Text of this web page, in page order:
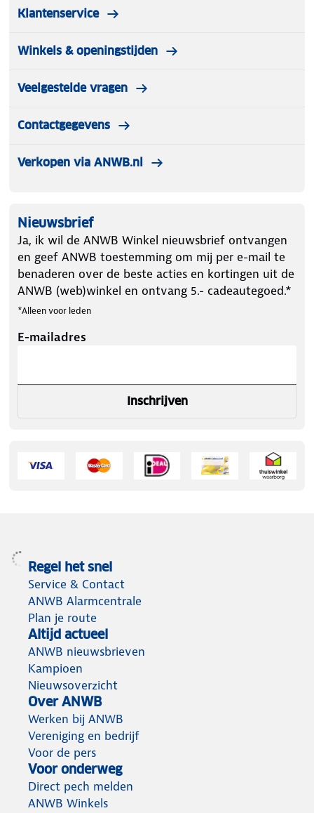
Klantenservice
Winkels & openingstijden
Veelgestelde vragen
Contactgegevens
Verkopen via ANWB.nl
Nieuwsbrief
Ja, ik wil de ANWB Winkel nieuwsbrief ontvangen
en geef ANWB toestemming om mij per e-mail te
benaderen over de beste acties en kortingen uit de
ANWB (web)winkel en ontvang 5.- cadeautegoed.*
*Alleen voor leden
E-mailadres
Inschrijven
Regel het snel
Service & Contact
ANWB Alarmcentrale
Plan je route
Altijd actueel
ANWB nieuwsbrieven
Kampioen
Nieuwsoverzicht
Over ANWB
Werken bij ANWB
Vereniging en bedrijf
Voor de pers
Voor onderweg
Direct pech melden
ANWB Winkels